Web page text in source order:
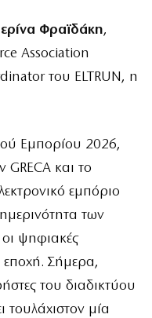
Φραϊδάκη,
Association
του ELTRUN, η
Εμπορίου 2026,
και το
εμπόριο
των
ψηφιακές
Σήμερα,
του διαδικτύου
μία